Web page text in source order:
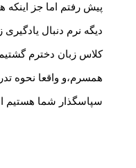
پیش رفتم اما جز
دیگه نرم دنبال یادگیری
کلاس زبان دخترم
همسرم،و واقعا نحوه
سپاسگذار شما هستیم